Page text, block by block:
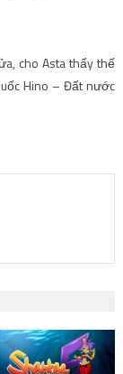
cho Asta thấy thế
Hino – Đất nước